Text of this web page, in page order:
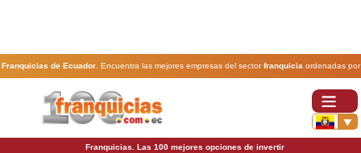
Franquicias de Ecuador. Encuentra las mejores empresas del sectorfranquicia ordenadas por
actividad. En www.100franquicias.com.ec encontrarás las más rentables, baratas y
Franquicias. Las 100 mejores opciones de invertir